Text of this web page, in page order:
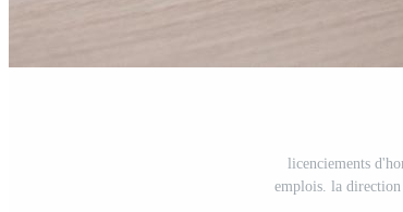
licenciements
emplois. la